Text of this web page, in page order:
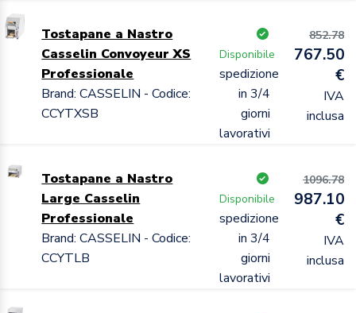
Tostapane a Nastro
Casselin Convoyeur XS
Professionale
Brand: CASSELIN - Codice:
CCYTXSB
Disponibile
spedizione
in 3/4
giorni
lavorativi
852.78
767.50
€
IVA
inclusa
Tostapane a Nastro
Large Casselin
Professionale
Brand: CASSELIN - Codice:
CCYTLB
Disponibile
spedizione
in 3/4
giorni
lavorativi
1096.78
987.10
€
IVA
inclusa